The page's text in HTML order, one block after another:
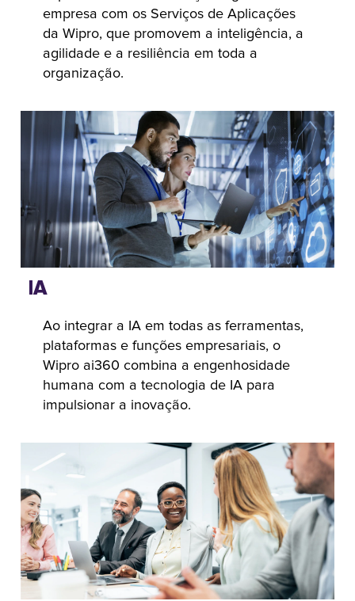
empresa com os Serviços de Aplicações
da Wipro, que promovem a inteligência, a
agilidade e a resiliência em toda a
organização.
IA
Ao integrar a IA em todas as ferramentas,
plataformas e funções empresariais, o
Wipro ai360 combina a engenhosidade
humana com a tecnologia de IA para
impulsionar a inovação.